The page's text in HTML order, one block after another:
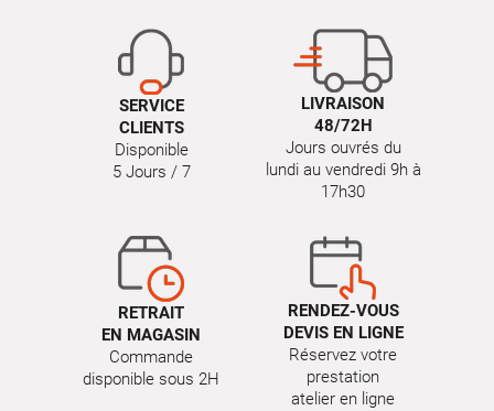
SERVICE
CLIENTS
Disponible
5 Jours / 7
LIVRAISON
48/72H
Jours ouvrés du
lundi au vendredi 9h à
17h30
RETRAIT
EN MAGASIN
Commande
disponible sous 2H
RENDEZ-VOUS
DEVIS EN LIGNE
Réservez votre
prestation
atelier en ligne